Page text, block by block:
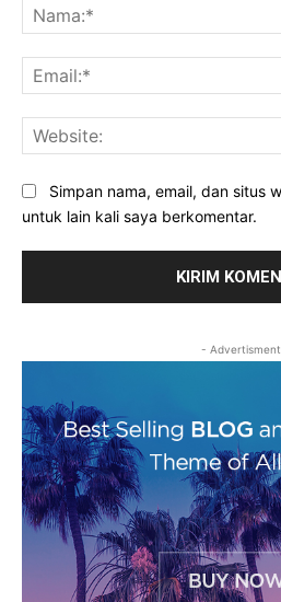
Simpan nama, email, dan situs
untuk lain kali saya berkomentar.
-